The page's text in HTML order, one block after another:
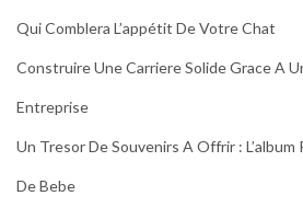
Qui Comblera L’appétit De Votre Chat
Construire Une Carriere Solide Grace A
Entreprise
Un Tresor De Souvenirs A Offrir :
De Bebe